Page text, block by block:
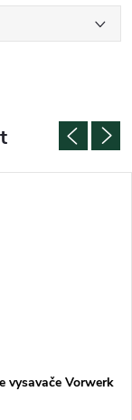
vysavače Vorwerk